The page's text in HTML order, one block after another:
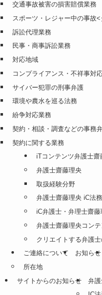
交通事故被害の損害賠償業務
スポーツ・レジャー中の事故
訴訟代理業務
民事・商事訴訟業務
対応地域
コンプライアンス・不祥事対
サイバー犯罪の刑事弁護
環境や農水を巡る法務
紛争対応業務
契約・相談・調査などの事務
契約に関する業務
iTコンテンツ弁護士齋
弁護士齋藤理央
取扱経験分野
弁護士齋藤理央 iC法
iC弁護士・弁理士齋
弁護士齋藤理央コンテ
クリエイトする弁護
ご連絡について
所在地
お知らせ
サイトからのお知らせ
弁